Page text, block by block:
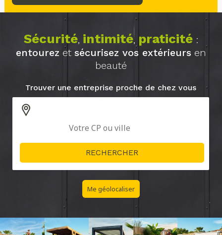
Sécurité, intimité, praticité:
entourez et sécurisez vos extérieurs en
beauté
Trouver une entreprise proche de chez vous
Me géolocaliser